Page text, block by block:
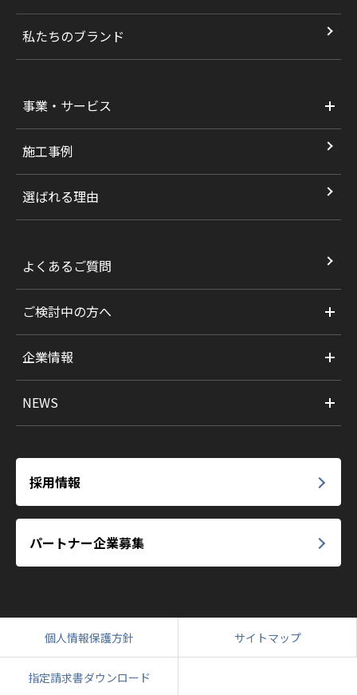
私たちのブランド
事業・サービス
施工事例
選ばれる理由
よくあるご質問
ご検討中の方へ
企業情報
NEWS
採用情報
パートナー企業募集
個人情報保護方針 サイトマップ
指定請求書ダウンロード